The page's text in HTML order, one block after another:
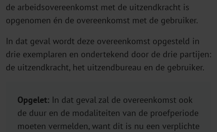
de arbeidsovereenkomst met de uitzendkracht is
opgenomen én de overeenkomst met de gebruiker.
In dat geval wordt deze overeenkomst opgesteld in
drie exemplaren en ondertekend door de drie partijen:
de uitzendkracht, het uitzendbureau en de gebruiker.
Opgelet: In dat geval zal de overeenkomst ook
de duur en de modaliteiten van de proefperiode
moeten vermelden, want dit is nu een verplichte